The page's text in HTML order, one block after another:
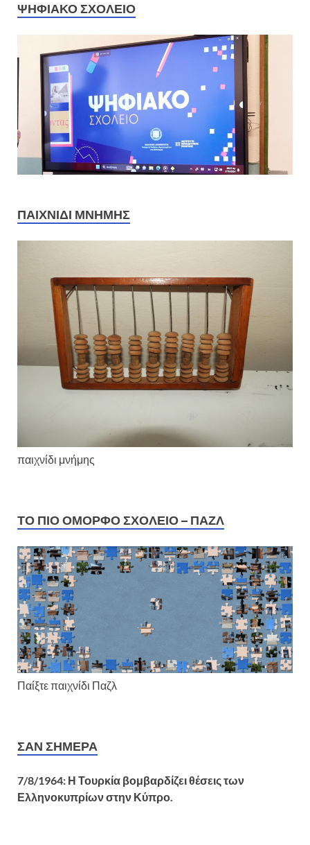
ΨΗΦΙΑΚΟ ΣΧΟΛΕΙΟ
ΠΑΙΧΝΊΔΙ ΜΝΉΜΗΣ
παιχνίδι μνήμης
ΤΟ ΠΙΟ ΌΜΟΡΦΟ ΣΧΟΛΕΊΟ – ΠΑΖΛ
Παίξτε παιχνίδι Παζλ
ΣΑΝ ΣΉΜΕΡΑ
7/8/1964: Η Τουρκία βομβαρδίζει θέσεις των
Ελληνοκυπρίων στην Κύπρο.